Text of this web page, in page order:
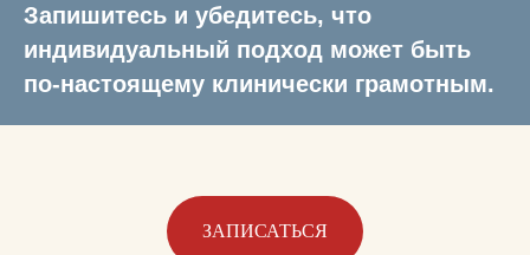
Запишитесь и убедитесь, что
индивидуальный подход может быть
по-настоящему клинически грамотным.
ЗАПИСАТЬСЯ